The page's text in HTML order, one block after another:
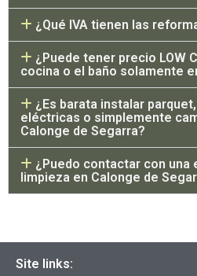
¿Qué IVA tienen las
¿Puede tener precio LOW
cocina o el baño solamente
¿Es barata instalar
eléctricas o simplemente
Calonge de Segarra?
¿Puedo contactar con una
limpieza en Calonge de
Site links: